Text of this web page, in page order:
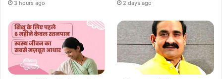
3 hours ago 2 days ago